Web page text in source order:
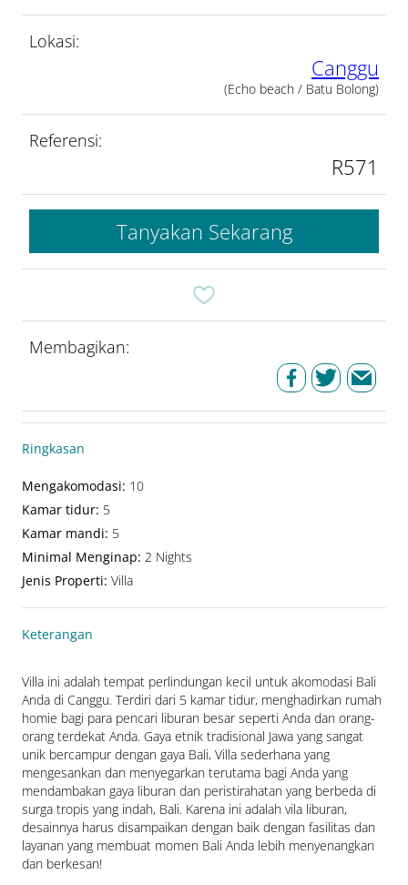
Lokasi:
Canggu
(Echo beach / Batu Bolong)
Referensi:
R571
Tanyakan Sekarang
Membagikan:
Ringkasan
Mengakomodasi: 10
Kamar tidur: 5
Kamar mandi: 5
Minimal Menginap: 2 Nights
Jenis Properti: Villa
Keterangan
Villa ini adalah tempat perlindungan kecil untuk akomodasi Bali
Anda di Canggu. Terdiri dari 5 kamar tidur, menghadirkan rumah
homie bagi para pencari liburan besar seperti Anda dan orang-
orang terdekat Anda. Gaya etnik tradisional Jawa yang sangat
unik bercampur dengan gaya Bali, Villa sederhana yang
mengesankan dan menyegarkan terutama bagi Anda yang
mendambakan gaya liburan dan peristirahatan yang berbeda di
surga tropis yang indah, Bali. Karena ini adalah vila liburan,
desainnya harus disampaikan dengan baik dengan fasilitas dan
layanan yang membuat momen Bali Anda lebih menyenangkan
dan berkesan!